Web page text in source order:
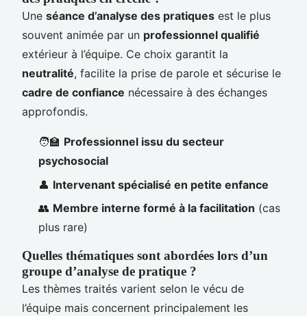
Une séance d’analyse des pratiques est le plus
souvent animée par un professionnel qualifié
extérieur à l’équipe. Ce choix garantit la
neutralité, facilite la prise de parole et sécurise le
cadre de confiance nécessaire à des échanges
approfondis.
🧑‍🏫 Professionnel issu du secteur
psychosocial
👤 Intervenant spécialisé en petite enfance
👥 Membre interne formé à la facilitation (cas
plus rare)
Quelles thématiques sont abordées lors d’un
groupe d’analyse de pratique ?
Les thèmes traités varient selon le vécu de
l’équipe mais concernent principalement les